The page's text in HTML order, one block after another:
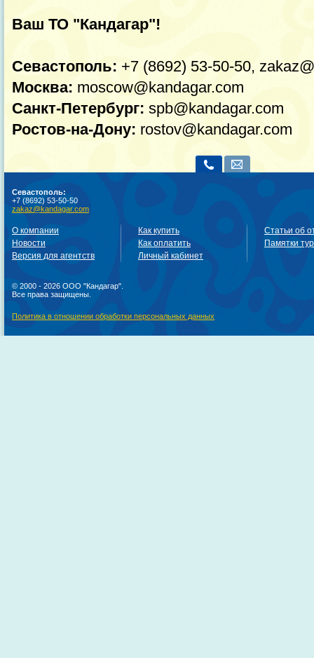
Ваш ТО "Кандагар"!
Севастополь: +7 (8692) 53-50-50,
Москва: moscow@kandagar.com
Санкт-Петербург: spb@kandagar.com
Ростов-на-Дону: rostov@kandagar.com
Севастополь:
+7 (8692) 53-50-50
zakaz@kandagar.com
О компании
Новости
Версия для агентств
Как купить
Как оплатить
Личный кабинет
Статьи об
Памятки
© 2000 - 2026 ООО "Кандагар".
Все права защищены.
Политика в отношении обработки персональных данных